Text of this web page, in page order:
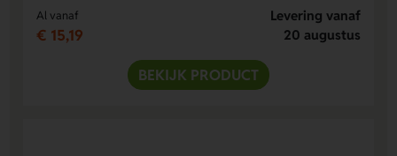
Al vanaf
€ 15,19
Levering vanaf
20 augustus
BEKIJK PRODUCT